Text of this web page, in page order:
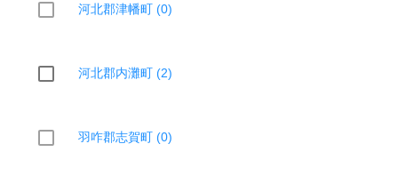
河北郡津幡町 (0)
河北郡内灘町 (2)
羽咋郡志賀町 (0)